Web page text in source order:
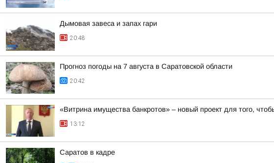
Дымовая завеса и запах гари
20:48
Прогноз погоды на 7 августа в Саратовской области
20:42
«Витрина имущества банкротов» – новый проект для того,
13:12
Саратов в кадре